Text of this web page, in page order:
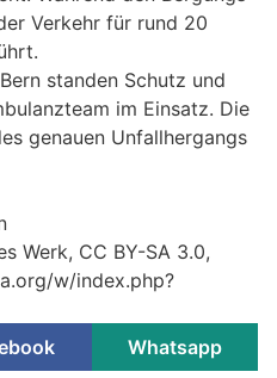
Verkehr für rund 20
standen Schutz und
im Einsatz. Die
genauen Unfallhergangs
Werk, CC BY-SA 3.0,
w/index.php?
Whatsapp